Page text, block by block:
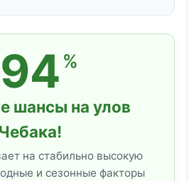
94 %
шансы на улов
Чебака!
на стабильно высокую
и сезонные факторы